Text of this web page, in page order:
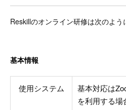
Reskillのオンライン研修は次のよう
基本情報
使用システム
基本対応は
を利用する場